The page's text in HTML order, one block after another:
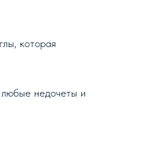
которая
недочеты и